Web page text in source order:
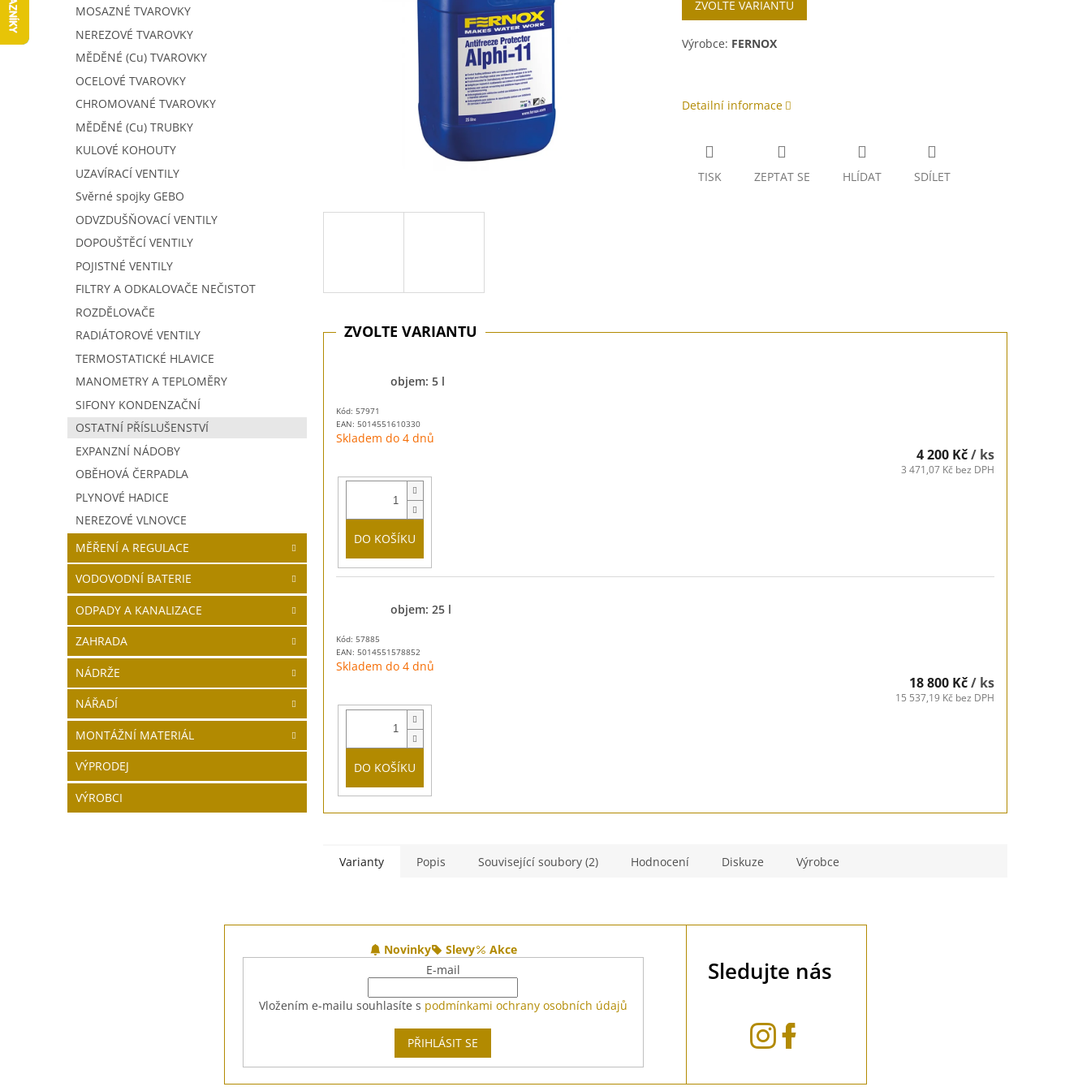
MOSAZNÉ TVAROVKY
NEREZOVÉ TVAROVKY
MĚDĚNÉ (Cu) TVAROVKY
OCELOVÉ TVAROVKY
CHROMOVANÉ TVAROVKY
MĚDĚNÉ (Cu) TRUBKY
KULOVÉ KOHOUTY
UZAVÍRACÍ VENTILY
Svěrné spojky GEBO
ODVZDUŠŇOVACÍ VENTILY
DOPOUŠTĚCÍ VENTILY
POJISTNÉ VENTILY
FILTRY A ODKALOVAČE NEČISTOT
ROZDĚLOVAČE
RADIÁTOROVÉ VENTILY
TERMOSTATICKÉ HLAVICE
MANOMETRY A TEPLOMĚRY
SIFONY KONDENZAČNÍ
OSTATNÍ PŘÍSLUŠENSTVÍ
EXPANZNÍ NÁDOBY
OBĚHOVÁ ČERPADLA
PLYNOVÉ HADICE
NEREZOVÉ VLNOVCE
MĚŘENÍ A REGULACE
VODOVODNÍ BATERIE
ODPADY A KANALIZACE
ZAHRADA
NÁDRŽE
NÁŘADÍ
MONTÁŽNÍ MATERIÁL
VÝPRODEJ
VÝROBCI
cena:
ZVOLTE VARIANTU
Výrobce: FERNOX
Detailní informace
TISK ZEPTAT SE HLÍDAT SDÍLET
Kód: 57971
EAN: 5014551610330
objem: 5 l
Skladem do 4 dnů
4 200 Kč/ ks
3 471,07 Kč bez DPH
DO KOŠÍKU
Kód: 57885
EAN: 5014551578852
objem: 25 l
Skladem do 4 dnů
18 800 Kč/ ks
15 537,19 Kč bez DPH
DO KOŠÍKU
Varianty Popis Související soubory (2) Hodnocení Diskuze Výrobce
Novinky Slevy
Akce
E-mail
Vložením e-mailu souhlasíte s podmínkami ochrany osobních údajů
PŘIHLÁSIT SE
Sledujte nás